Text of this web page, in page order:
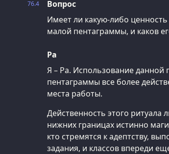
76.4
Вопрос
Имеет ли какую-либо
малой пентаграммы, и каков
Ра
Я – Ра. Использование
пентаграммы все более
места работы.
Действенность этого ритуала
нижних границах истинно
кто стремятся к адептству,
задания, и классов впереди